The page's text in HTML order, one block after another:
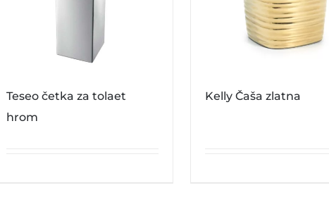
Teseo četka za tolaet
hrom
Kelly Čaša zlatna